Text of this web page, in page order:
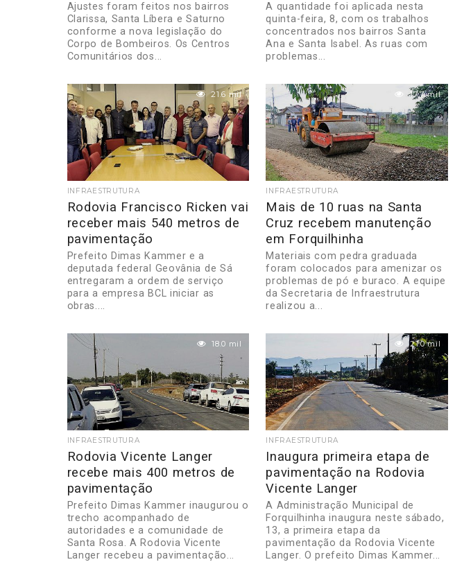
Ajustes foram feitos nos bairros
Clarissa, Santa Líbera e Saturno
conforme a nova legislação do
Corpo de Bombeiros. Os Centros
Comunitários dos...
A quantidade foi aplicada nesta
quinta-feira, 8, com os trabalhos
concentrados nos bairros Santa
Ana e Santa Isabel. As ruas com
problemas...
21.6 mil
INFRAESTRUTURA
Rodovia Francisco Ricken vai
receber mais 540 metros de
pavimentação
Prefeito Dimas Kammer e a
deputada federal Geovânia de Sá
entregaram a ordem de serviço
para a empresa BCL iniciar as
obras....
17.7 mil
INFRAESTRUTURA
Mais de 10 ruas na Santa
Cruz recebem manutenção
em Forquilhinha
Materiais com pedra graduada
foram colocados para amenizar os
problemas de pó e buraco. A equipe
da Secretaria de Infraestrutura
realizou a...
18.0 mil
INFRAESTRUTURA
Rodovia Vicente Langer
recebe mais 400 metros de
pavimentação
Prefeito Dimas Kammer inaugurou o
trecho acompanhado de
autoridades e a comunidade de
Santa Rosa. A Rodovia Vicente
Langer recebeu a pavimentação...
21.0 mil
INFRAESTRUTURA
Inaugura primeira etapa de
pavimentação na Rodovia
Vicente Langer
A Administração Municipal de
Forquilhinha inaugura neste sábado,
13, a primeira etapa da
pavimentação da Rodovia Vicente
Langer. O prefeito Dimas Kammer...